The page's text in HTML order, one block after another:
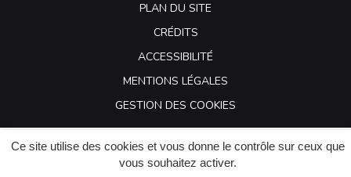
Ce site utilise des cookies et vous donne le contrôle sur ceux que
vous souhaitez activer.
PLAN DU SITE
CRÉDITS
ACCESSIBILITÉ
MENTIONS LÉGALES
GESTION DES COOKIES